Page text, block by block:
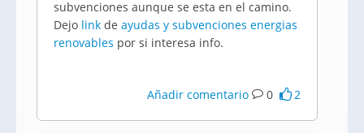
subvenciones aunque se esta en el camino.
Dejo link de ayudas y subvenciones energias
renovables por si interesa info.
Añadir comentario 0 2